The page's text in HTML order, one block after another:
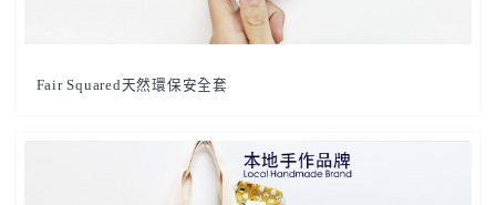
Fair Squared天然環保安全套